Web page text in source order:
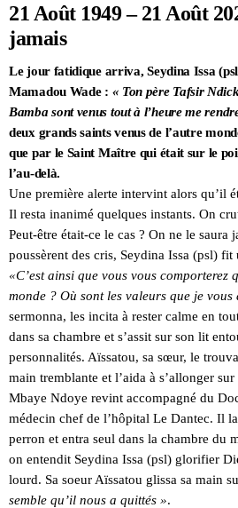
21 Août 1949 – 21 Août
jamais
Le jour fatidique arriva, Seydina Issa
Mamadou Wade : « Ton père Tafsir
Bamba sont venus tout à l’heure me
deux grands saints venus de l’autre
que par le Saint Maître qui était sur le
l’au-delà.
Une première alerte intervint alors qu’il
Il resta inanimé quelques instants. On
Peut-être était-ce le cas ? On ne le saura
poussèrent des cris, Seydina Issa (psl) fit
«C’est ainsi que vous vous comporterez
monde ? Où sont les valeurs que je vous
sermonna, les incita à rester calme en
dans sa chambre et s’assit sur son lit
personnalités. Aïssatou, sa sœur, le
main tremblante et l’aida à s’allonger
Mbaye Ndoye revint accompagné du
médecin chef de l’hôpital Le Dantec. Il
perron et entra seul dans la chambre du
on entendit Seydina Issa (psl) glorifier
lourd. Sa soeur Aïssatou glissa sa main
semble qu’il nous a quittés ».